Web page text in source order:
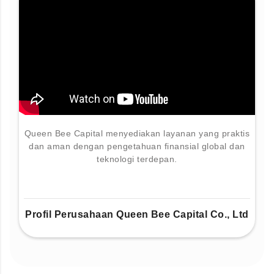
Queen Bee Capital menyediakan layanan yang praktis
dan aman dengan pengetahuan finansial global dan
teknologi terdepan.
Profil Perusahaan Queen Bee Capital Co., Ltd